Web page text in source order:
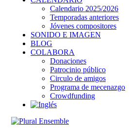
Calendario 2025/2026
Temporadas anteriores
Jóvenes compositores
SONIDO E IMAGEN
BLOG
COLABORA
Donaciones
Patrocinio público
Circulo de amigos
Programa de mecenazgo
Crowdfunding